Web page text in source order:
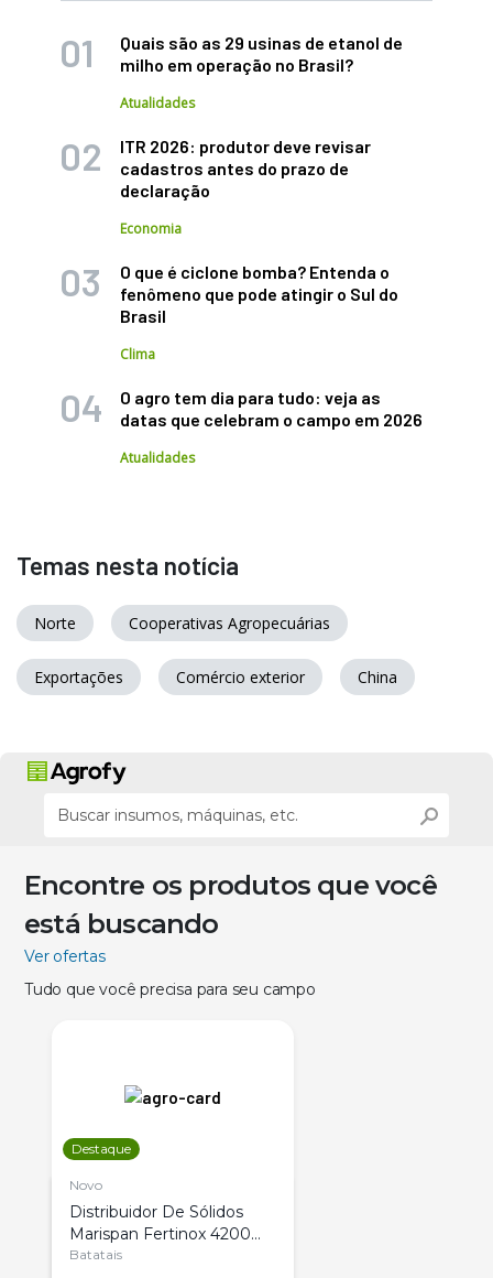
Quais são as 29 usinas de etanol de
milho em operação no Brasil?
Atualidades
ITR 2026: produtor deve revisar
cadastros antes do prazo de
declaração
Economia
O que é ciclone bomba? Entenda o
fenômeno que pode atingir o Sul do
Brasil
Clima
O agro tem dia para tudo: veja as
datas que celebram o campo em 2026
Atualidades
Temas nesta notícia
Norte Cooperativas Agropecuárias
Exportações Comércio exterior China
Encontre os produtos que você
está buscando
Ver ofertas
Tudo que você precisa para seu campo
Destaque
Novo
Distribuidor De Sólidos
Marispan Fertinox 4200
Citrus
Batatais